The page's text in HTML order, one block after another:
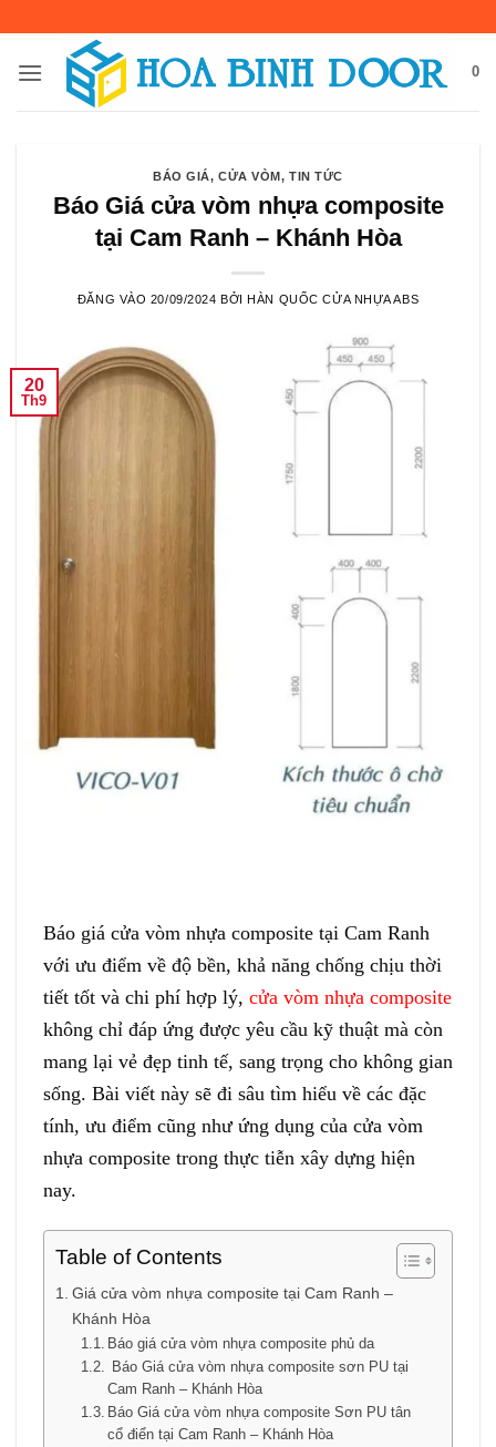
nội
0
BÁO GIÁ,CỬA VÒM,TIN TỨC
Báo Giá cửa vòm nhựa composite
tại Cam Ranh – Khánh Hòa
ĐĂNG VÀO 20/09/2024 BỞIHÀN QUỐC CỬA NHỰA ABS
20
Th9
Báo giá cửa vòm nhựa composite tại Cam Ranh
với ưu điểm về độ bền, khả năng chống chịu thời
tiết tốt và chi phí hợp lý, cửa vòm nhựa composite
không chỉ đáp ứng được yêu cầu kỹ thuật mà còn
mang lại vẻ đẹp tinh tế, sang trọng cho không gian
sống. Bài viết này sẽ đi sâu tìm hiểu về các đặc
tính, ưu điểm cũng như ứng dụng của cửa vòm
nhựa composite trong thực tiễn xây dựng hiện
nay.
Table of Contents
Giá cửa vòm nhựa composite tại Cam Ranh –
Khánh Hòa
Báo giá cửa vòm nhựa composite phủ da
Báo Giá cửa vòm nhựa composite sơn PU tại
Cam Ranh – Khánh Hòa
Báo Giá cửa vòm nhựa composite Sơn PU tân
cổ điển tại Cam Ranh – Khánh Hòa